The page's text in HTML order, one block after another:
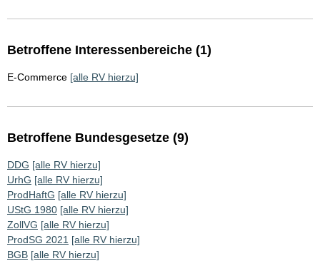
Betroffene Interessenbereiche (1)
E-Commerce [alle RV hierzu]
Betroffene Bundesgesetze (9)
DDG [alle RV hierzu]
UrhG [alle RV hierzu]
ProdHaftG [alle RV hierzu]
UStG 1980 [alle RV hierzu]
ZollVG [alle RV hierzu]
ProdSG 2021 [alle RV hierzu]
BGB [alle RV hierzu]